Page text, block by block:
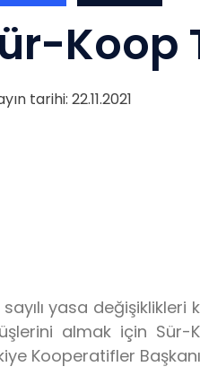
Koop
tarihi: 22.11.2021
sayılı yasa
almak için Sür-
Kooperatifler